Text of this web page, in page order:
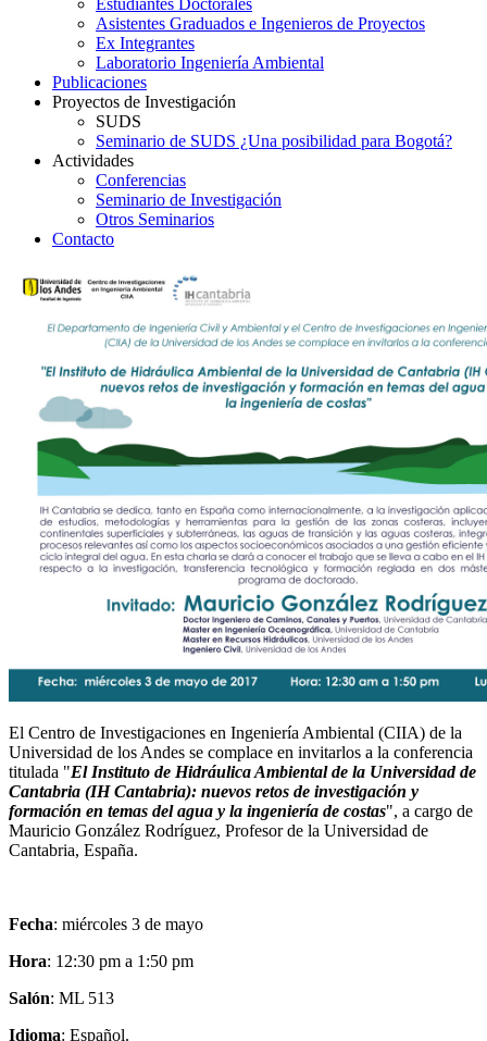
Estudiantes Doctorales
Asistentes Graduados e Ingenieros de Proyectos
Ex Integrantes
Laboratorio Ingeniería Ambiental
Publicaciones
Proyectos de Investigación
SUDS
Seminario de SUDS ¿Una posibilidad para Bogotá?
Actividades
Conferencias
Seminario de Investigación
Otros Seminarios
Contacto
El Centro de Investigaciones en Ingeniería Ambiental (CIIA) de la
Universidad de los Andes se complace en invitarlos a la conferencia
titulada "El Instituto de Hidráulica Ambiental de la Universidad de
Cantabria (IH Cantabria): nuevos retos de investigación y
formación en temas del agua y la ingeniería de costas", a cargo de
Mauricio González Rodríguez, Profesor de la Universidad de
Cantabria, España.
Fecha: miércoles 3 de mayo
Hora: 12:30 pm a 1:50 pm
Salón: ML 513
Idioma: Español.